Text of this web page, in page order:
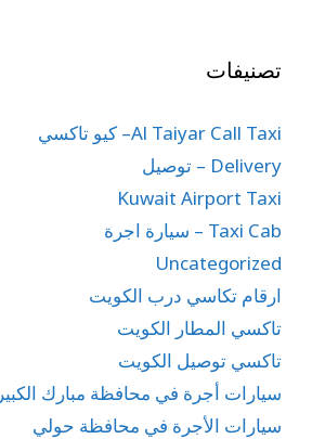
تصنيفات
Al Taiyar Call Taxi– كيو تاكسي
Delivery – توصيل
Kuwait Airport Taxi
Taxi Cab – سيارة اجرة
Uncategorized
ارقام تكاسي درب الكويت
تاكسي المطار الكويت
تاكسي توصيل الكويت
سيارات أجرة في محافظة مبارك الكبير
سيارات الأجرة في محافظة حولي